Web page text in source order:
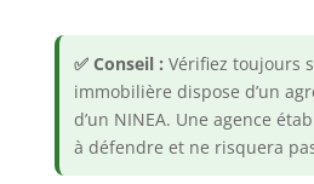
✅ Conseil : Vérifiez toujours
immobilière dispose d’un
d’un NINEA. Une agence
à défendre et ne risquera